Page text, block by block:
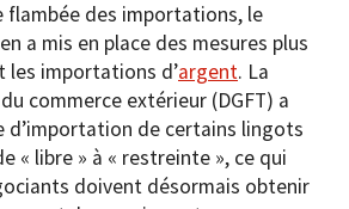
flambée des importations, le
a mis en place des mesures plus
importations d’argent. La
commerce extérieur (DGFT) a
d’importation de certains lingots
« libre » à « restreinte », ce qui
doivent désormais obtenir